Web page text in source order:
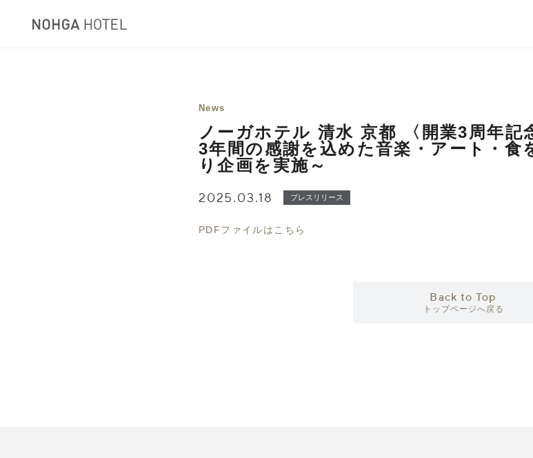
News
ノーガホテル 清水 京都 〈開業3周年
3年間の感謝を込めた音楽・アート・食
り企画を実施～
2025.03.18 プレスリリース
PDFファイルはこちら
Back to Top
トップページへ戻る